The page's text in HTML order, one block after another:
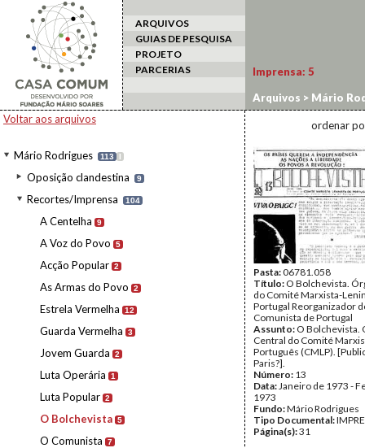
ARQUIVOS
GUIAS DE PESQUISA
PROJETO
PARCERIAS
Voltar aos arquivos
Mário Rodrigues 113 I
Oposição clandestina 9
Recortes/Imprensa 104
A Centelha 9
A Voz do Povo 5
Acção Popular 2
As Armas do Povo 2
Estrela Vermelha 12
Guarda Vermelha 3
Jovem Guarda 2
Luta Operária 1
Luta Popular 2
O Bolchevista 5
O Comunista 7
Imprensa: 5
Arquivos > Mário
ordenar
Pasta:06781.058
Título: O Bolchevista.
do Comité Marxista-
Portugal Reorganizador
Comunista de Portugal
Assunto: O Bolchevista.
Central do Comité
Português (CMLP).
Paris?].
Número: 13
Data:Janeiro de 1973 -
1973
Fundo:Mário Rodrigues
Tipo Documental:
Página(s):31